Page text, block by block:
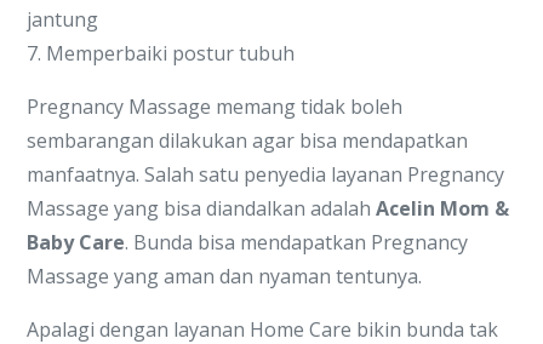
jantung
7. Memperbaiki postur tubuh
Pregnancy Massage memang tidak boleh
sembarangan dilakukan agar bisa mendapatkan
manfaatnya. Salah satu penyedia layanan Pregnancy
Massage yang bisa diandalkan adalahAcelin Mom &
Baby Care. Bunda bisa mendapatkan Pregnancy
Massage yang aman dan nyaman tentunya.
Apalagi dengan layanan Home Care bikin bunda tak